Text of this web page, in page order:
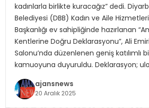
EKONOMİ
EĞİTİM
GÜNDEM
kadınlarla birlikte kuracağız” dedi.
Belediyesi (DBB) Kadın ve Aile
Başkanlığı ev sahipliğinde hazırlanan
Kentlerine Doğru Deklarasyonu”, Ali
Salonu’nda düzenlenen geniş katılımlı
kamuoyuna duyuruldu. Deklarasyon;
ajansnews
20 Aralık 2025